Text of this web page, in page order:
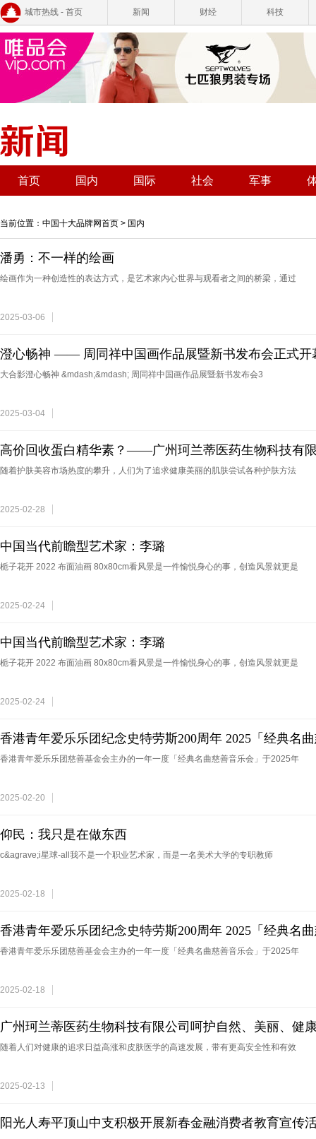
城市热线 - 首页 新闻 财经 科技
首页 国内 国际 社会 军事
当前位置： 中国十大品牌网首页 > 国内
潘勇：不一样的绘画
绘画作为一种创造性的表达方式，是艺术家内心世界与观看者之间的桥梁，通过
2025-03-06
澄心畅神 —— 周同祥中国画作品展暨新书发布会正式开
大合影澄心畅神 &mdash;&mdash; 周同祥中国画作品展暨新书发布会3
2025-03-04
高价回收蛋白精华素？——广州珂兰蒂医药生物科技有
随着护肤美容市场热度的攀升，人们为了追求健康美丽的肌肤尝试各种护肤方法
2025-02-28
中国当代前瞻型艺术家：李璐
栀子花开 2022 布面油画 80x80cm看风景是一件愉悦身心的事，创造风景就更是
2025-02-24
中国当代前瞻型艺术家：李璐
栀子花开 2022 布面油画 80x80cm看风景是一件愉悦身心的事，创造风景就更是
2025-02-24
香港青年爱乐乐团纪念史特劳斯200周年 2025「经典名
香港青年爱乐乐团慈善基金会主办的一年一度「经典名曲慈善音乐会」于2025年
2025-02-20
仰民：我只是在做东西
c&agrave;i星球-all我不是一个职业艺术家，而是一名美术大学的专职教师
2025-02-18
香港青年爱乐乐团纪念史特劳斯200周年 2025「经典名
香港青年爱乐乐团慈善基金会主办的一年一度「经典名曲慈善音乐会」于2025年
2025-02-18
广州珂兰蒂医药生物科技有限公司呵护自然、美丽、健
随着人们对健康的追求日益高涨和皮肤医学的高速发展，带有更高安全性和有效
2025-02-13
阳光人寿平顶山中支积极开展新春金融消费者教育宣传